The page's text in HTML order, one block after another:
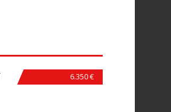
6.350 €